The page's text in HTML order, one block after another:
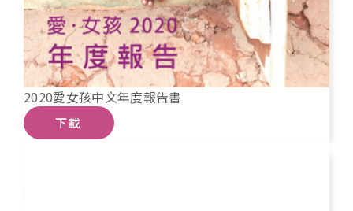
2020愛女孩中文年度報告書
下載